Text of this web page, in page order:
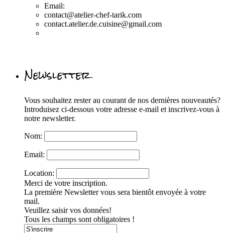
Email:
contact@atelier-chef-tarik.com
contact.atelier.de.cuisine@gmail.com
Newsletter
Vous souhaitez rester au courant de nos dernières nouveautés?
Introduisez ci-dessous votre adresse e-mail et inscrivez-vous à
notre newsletter.
Nom:
Email:
Location:
Merci de votre inscription.
La première Newsletter vous sera bientôt envoyée à votre
mail.
Veuillez saisir vos données!
Tous les champs sont obligatoires !